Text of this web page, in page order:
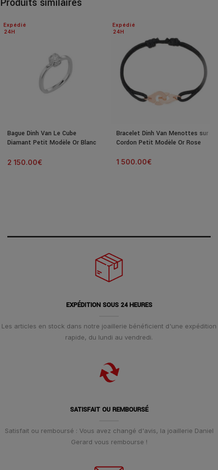
24H
Expédié
Bague Dinh Van Le Cube
Diamant Petit Modèle Or Blanc
2 150.00€
24H
Expédié
Bracelet Dinh Van Menottes sur
Cordon Petit Modèle Or Rose
1 500.00€
EXPÉDITION SOUS 24 HEURES
Les articles en stock dans notre joaillerie bénéficient d'une expédition
rapide, du lundi au vendredi.
SATISFAIT OU REMBOURSÉ
Satisfait ou remboursé : Vous avez changé d'avis, la joaillerie Daniel
Gerard vous rembourse !